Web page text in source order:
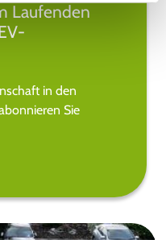
Laufenden
in den
Sie